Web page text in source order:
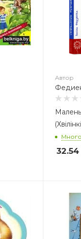
Автор
Много
32.54